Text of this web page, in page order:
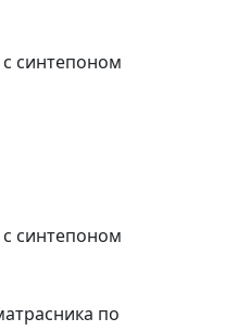
с синтепоном
с синтепоном
по